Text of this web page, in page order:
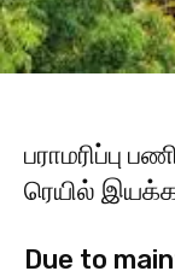
பராமரிப்பு
ரெயில்
Due to